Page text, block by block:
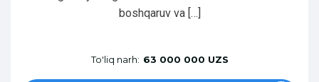
boshqaruv va […]
To'liq narh: 63 000 000 UZS